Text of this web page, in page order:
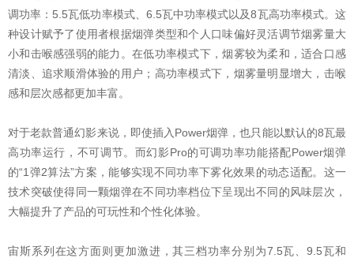
调功率：5.5瓦低功率模式、6.5瓦中功率模式以及8瓦高功率模式。这
种设计赋予了使用者根据烟弹类型和个人口味偏好灵活调节烟雾量大
小和击喉感强弱的能力。在低功率模式下，烟雾较为柔和，适合口感
清淡、追求顺滑体验的用户；高功率模式下，烟雾量明显增大，击喉
感和层次感都更加丰富。
对于老款普通幻影来说，即使插入Power烟弹，也只能以默认的8瓦最
高功率运行，不可调节。而幻影Pro的可调功率功能搭配Power烟弹
的“1弹2算法”方案，能够实现不同功率下雾化效果的动态适配。这一
技术突破使得同一颗烟弹在不同功率档位下呈现出不同的风味层次，
大幅提升了产品的可玩性和个性化体验。
宙斯系列在这方面则更加激进，其三档功率分别为7.5瓦、9.5瓦和